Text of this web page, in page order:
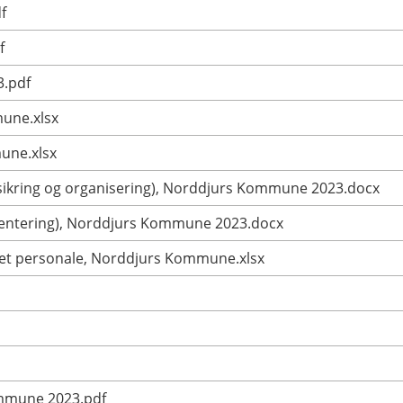
og organisering), Norddjurs Kommune 2023.docx
Norddjurs Kommune 2023.docx
personale, Norddjurs Kommune.xlsx
2023.pdf